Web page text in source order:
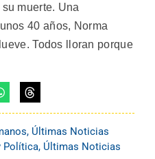
muerte. Una
40 años, Norma
Todos lloran porque
, Últimas Noticias
Política, Últimas Noticias